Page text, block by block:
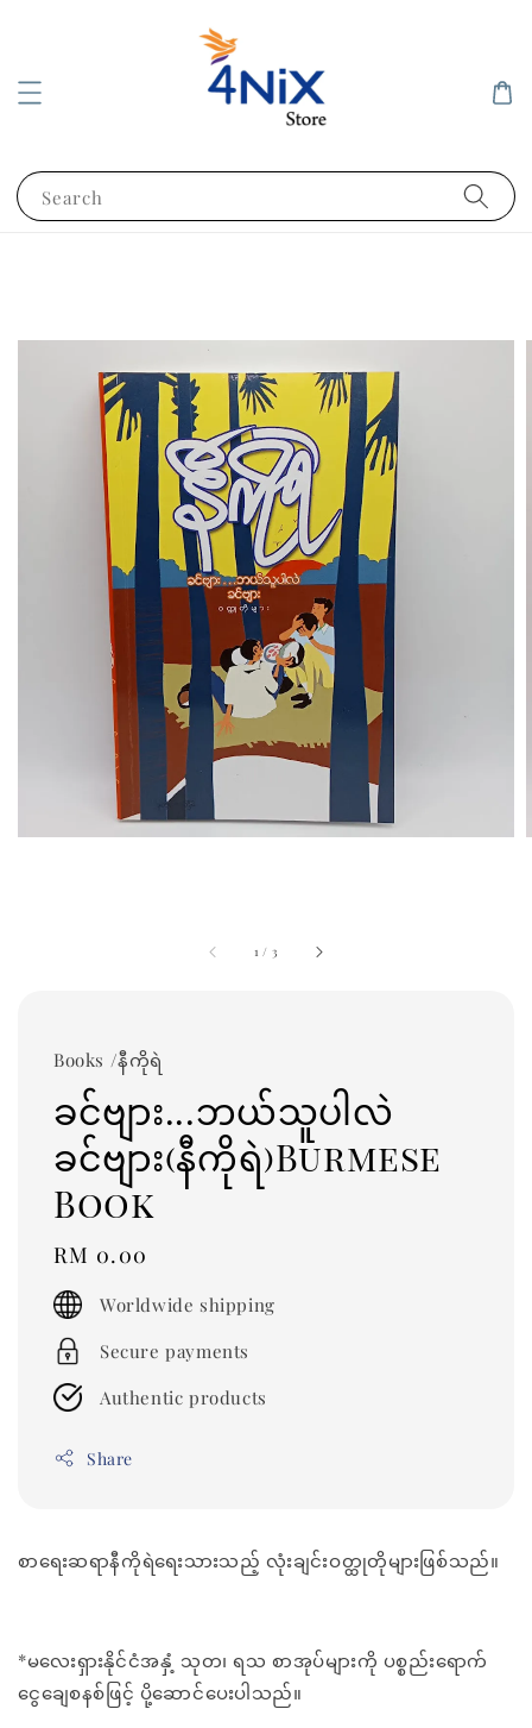
Search
1 / 3
Books /နီကိုရဲ
ခင်ဗျား...ဘယ်သူပါလဲ
ခင်ဗျား(နီကိုရဲ)Burmese
Book
Regular
price
RM 0.00
Worldwide shipping
Secure payments
Authentic products
Share
စာရေးဆရာနီကိုရဲရေးသားသည့် လုံးချင်းဝတ္ထုတိုများဖြစ်သည်။
*မလေးရှားနိုင်ငံအနှံ့ သုတ၊ ရသ စာအုပ်များကို ပစ္စည်းရောက်
ငွေချေစနစ်ဖြင့် ပို့ဆောင်ပေးပါသည်။